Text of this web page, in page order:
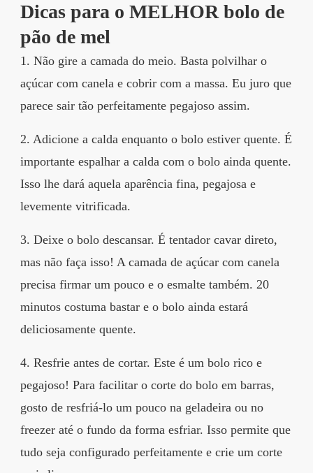
Dicas para o MELHOR bolo de
pão de mel
1. Não gire a camada do meio. Basta polvilhar o
açúcar com canela e cobrir com a massa. Eu juro que
parece sair tão perfeitamente pegajoso assim.
2. Adicione a calda enquanto o bolo estiver quente. É
importante espalhar a calda com o bolo ainda quente.
Isso lhe dará aquela aparência fina, pegajosa e
levemente vitrificada.
3. Deixe o bolo descansar. É tentador cavar direto,
mas não faça isso! A camada de açúcar com canela
precisa firmar um pouco e o esmalte também. 20
minutos costuma bastar e o bolo ainda estará
deliciosamente quente.
4. Resfrie antes de cortar. Este é um bolo rico e
pegajoso! Para facilitar o corte do bolo em barras,
gosto de resfriá-lo um pouco na geladeira ou no
freezer até o fundo da forma esfriar. Isso permite que
tudo seja configurado perfeitamente e crie um corte